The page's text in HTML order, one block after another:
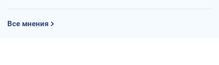
Все мнения